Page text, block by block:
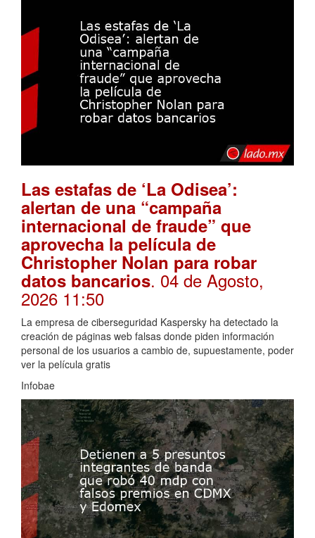
Las estafas de ‘La Odisea’:
alertan de una “campaña
internacional de fraude” que
aprovecha la película de
Christopher Nolan para robar
datos bancarios. 04 de Agosto,
2026 11:50
La empresa de ciberseguridad Kaspersky ha detectado la
creación de páginas web falsas donde piden información
personal de los usuarios a cambio de, supuestamente, poder
ver la película gratis
Infobae